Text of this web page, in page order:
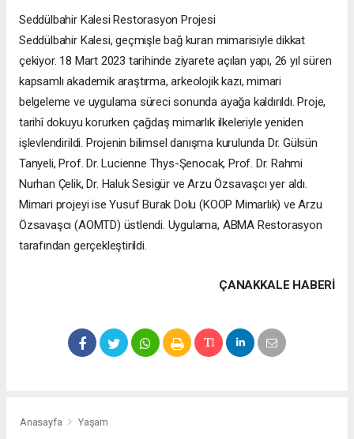
Seddülbahir Kalesi Restorasyon Projesi
Seddülbahir Kalesi, geçmişle bağ kuran mimarisiyle dikkat
çekiyor. 18 Mart 2023 tarihinde ziyarete açılan yapı, 26 yıl süren
kapsamlı akademik araştırma, arkeolojik kazı, mimari
belgeleme ve uygulama süreci sonunda ayağa kaldırıldı. Proje,
tarihî dokuyu korurken çağdaş mimarlık ilkeleriyle yeniden
işlevlendirildi. Projenin bilimsel danışma kurulunda Dr. Gülsün
Tanyeli, Prof. Dr. Lucienne Thys-Şenocak, Prof. Dr. Rahmi
Nurhan Çelik, Dr. Haluk Sesigür ve Arzu Özsavaşcı yer aldı.
Mimari projeyi ise Yusuf Burak Dolu (KOOP Mimarlık) ve Arzu
Özsavaşcı (AOMTD) üstlendi. Uygulama, ABMA Restorasyon
tarafından gerçekleştirildi.
ÇANAKKALE HABERİ
Anasayfa Yaşam